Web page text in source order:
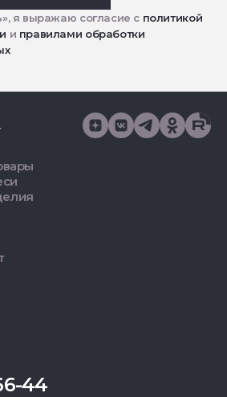
я выражаю согласие с политикой
и правилами обработки
44